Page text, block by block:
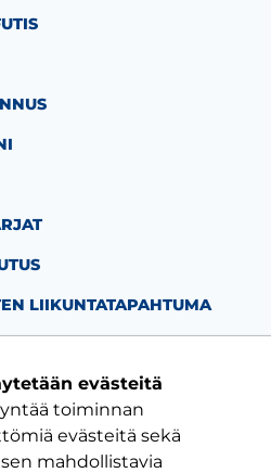
evästeitä
toiminnan
evästeitä sekä
mahdollistavia
LIIKUNTATAPAHTUMA
sivu
Twitter-sivu
Instagram-